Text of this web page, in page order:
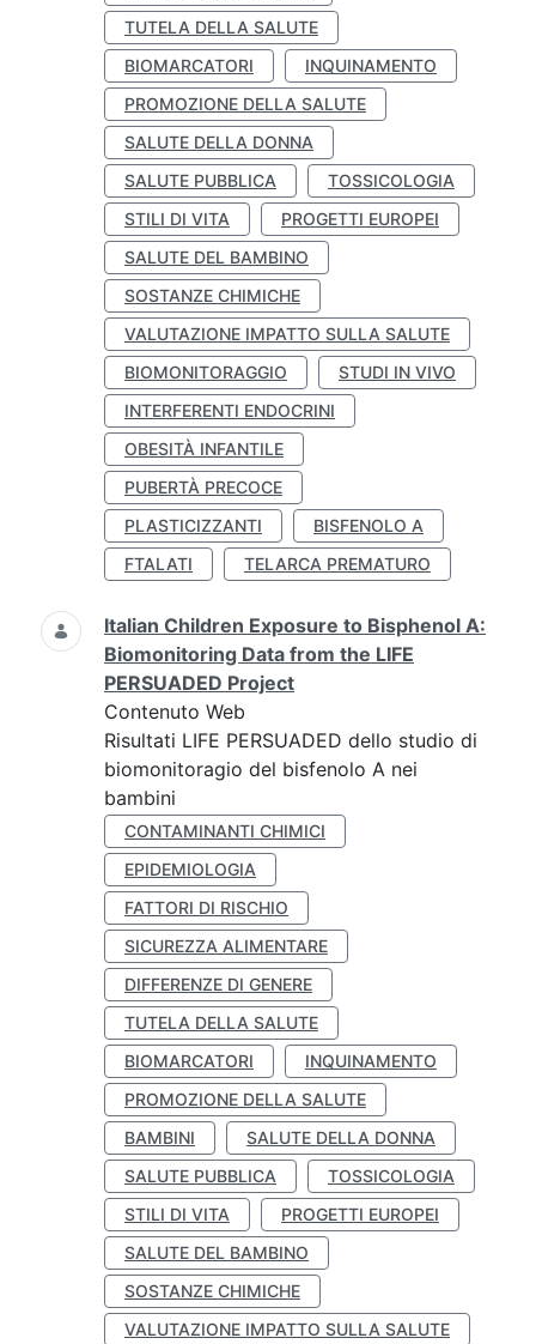
TUTELA DELLA SALUTE
BIOMARCATORI
INQUINAMENTO
PROMOZIONE DELLA SALUTE
SALUTE DELLA DONNA
SALUTE PUBBLICA
TOSSICOLOGIA
STILI DI VITA
PROGETTI EUROPEI
SALUTE DEL BAMBINO
SOSTANZE CHIMICHE
VALUTAZIONE IMPATTO SULLA SALUTE
BIOMONITORAGGIO
STUDI IN VIVO
INTERFERENTI ENDOCRINI
OBESITÀ INFANTILE
PUBERTÀ PRECOCE
PLASTICIZZANTI
BISFENOLO A
FTALATI
TELARCA PREMATURO
Italian Children Exposure to Bisphenol A:
Biomonitoring Data from the LIFE
PERSUADED Project
Contenuto Web
Risultati LIFE PERSUADED dello studio di
biomonitoragio del bisfenolo A nei
bambini
CONTAMINANTI CHIMICI
EPIDEMIOLOGIA
FATTORI DI RISCHIO
SICUREZZA ALIMENTARE
DIFFERENZE DI GENERE
TUTELA DELLA SALUTE
BIOMARCATORI
INQUINAMENTO
PROMOZIONE DELLA SALUTE
BAMBINI
SALUTE DELLA DONNA
SALUTE PUBBLICA
TOSSICOLOGIA
STILI DI VITA
PROGETTI EUROPEI
SALUTE DEL BAMBINO
SOSTANZE CHIMICHE
VALUTAZIONE IMPATTO SULLA SALUTE